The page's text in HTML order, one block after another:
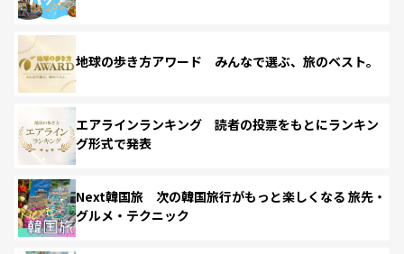
地球の歩き方アワード みんなで選ぶ、旅のベスト。
エアラインランキング 読者の投票をもとにランキン
グ形式で発表
Next韓国旅 次の韓国旅行がもっと楽しくなる 旅先・
グルメ・テクニック